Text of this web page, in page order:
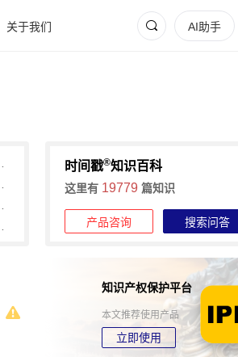
关于我们 AI助手
时间戳®知识百科
这里有 19779 篇知识
产品咨询 搜索问答
知识产权保护平台
本文推荐使用产品
立即使用